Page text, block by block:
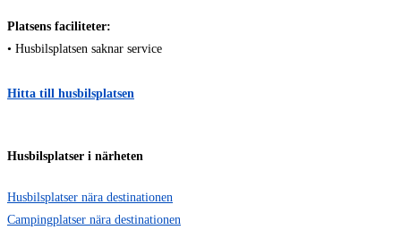
Platsens faciliteter:
• Husbilsplatsen saknar service
Hitta till husbilsplatsen
Husbilsplatser i närheten
Husbilsplatser nära destinationen
Campingplatser nära destinationen